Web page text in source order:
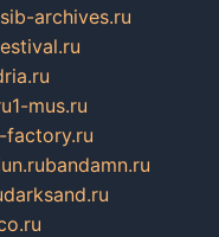
sib-archives.ru
1-mus.ru
factory.ru
bandamn.ru
darksand.ru